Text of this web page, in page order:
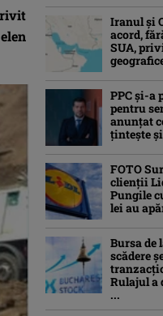
Iranul și
acord,
SUA,
PPC și-a
pentru
anunțat
țintește
FOTO
clienții
Pungile
lei au
Bursa de
scădere
Rulajul a
...